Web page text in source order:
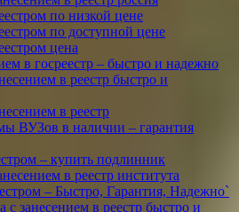
по низкой цене
по доступной цене
цена
в госреестр – быстро и надежно
в реестр быстро и
в реестр
ВУЗов в наличии – гарантия
– купить подлинник
в реестр института
– Быстро, Гарантия, Надежно`
с занесением в реестр быстро и